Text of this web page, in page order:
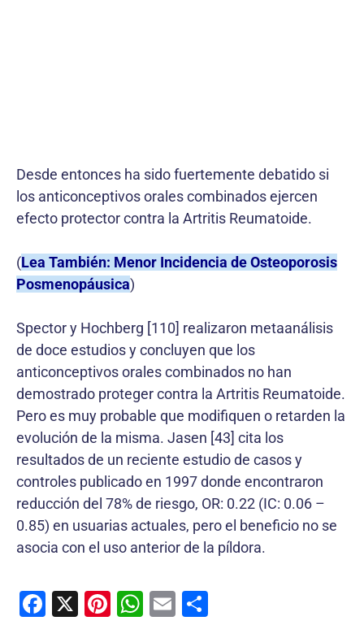
Desde entonces ha sido fuertemente debatido si
los anticonceptivos orales combinados ejercen
efecto protector contra la Artritis Reumatoide.
(Lea También: Menor Incidencia de Osteoporosis
Posmenopáusica)
Spector y Hochberg [110] realizaron metaanálisis
de doce estudios y concluyen que los
anticonceptivos orales combinados no han
demostrado proteger contra la Artritis Reumatoide.
Pero es muy probable que modifiquen o retarden la
evolución de la misma. Jasen [43] cita los
resultados de un reciente estudio de casos y
controles publicado en 1997 donde encontraron
reducción del 78% de riesgo, OR: 0.22 (IC: 0.06 –
0.85) en usuarias actuales, pero el beneficio no se
asocia con el uso anterior de la píldora.
F
X
Pi W E